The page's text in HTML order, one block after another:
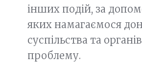
інших подій, за
яких намагаємося
суспільства та
проблему.